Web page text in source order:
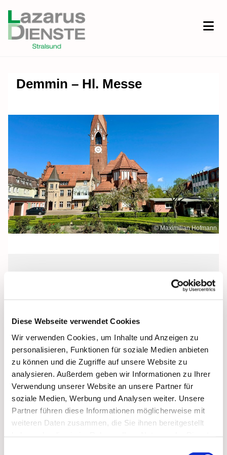
Diese Webseite verwendet Cookies
Wir verwenden Cookies, um Inhalte und Anzeigen zu
personalisieren, Funktionen für soziale Medien anbieten
zu können und die Zugriffe auf unsere Website zu
analysieren. Außerdem geben wir Informationen zu Ihrer
Verwendung unserer Website an unsere Partner für
soziale Medien, Werbung und Analysen weiter. Unsere
Partner führen diese Informationen möglicherweise mit
weiteren Daten zusammen, die Sie ihnen bereitgestellt
Demmin – Hl. Messe
© Maximilian Hofmann
Freitag, 19. November 2027, 09:00
Uhr
Maria Rosenkranzkönigin, Reiferstraße
2, 17109 Demmin